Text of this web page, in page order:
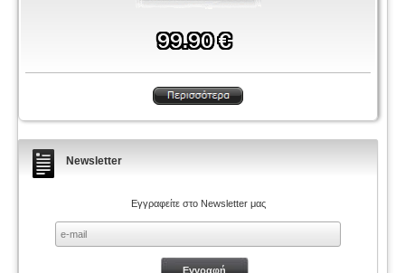
Newsletter
Εγγραφείτε στο Newsletter μας